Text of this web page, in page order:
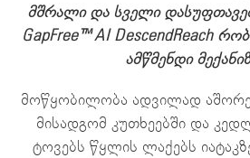
მშრალი და სველი
GapFree™ AI DescendReach
ამწმენდი
მოწყობილობა ადვილად
მისადგომ კუთხეებში და
ტოვებს წყლის ლაქებს